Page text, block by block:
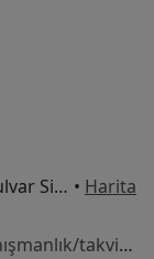
Ümit Mahallesi 2432.Cad Çamlıca Bulvar Sitesi D Blok 58/6, Ankara • Harita
Bu uzman ilgili adres için online danışmanlık/takvim sunmuyor.